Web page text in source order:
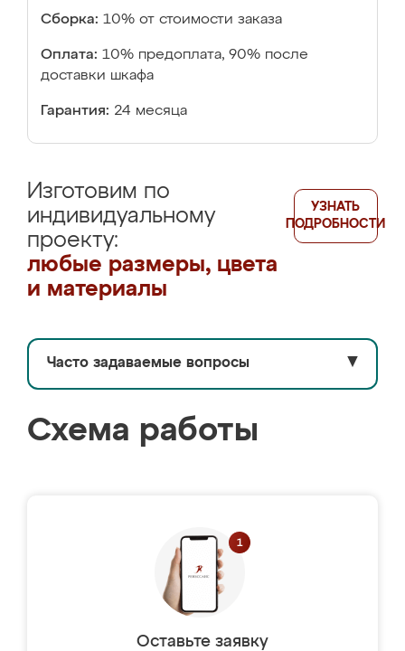
Сборка: 10% от стоимости заказа
Оплата: 10% предоплата, 90% после
доставки шкафа
Гарантия: 24 месяца
Изготовим по
индивидуальному
проекту:
любые размеры, цвета
и материалы
УЗНАТЬ
ПОДРОБНОСТИ
Часто задаваемые вопросы ▼
Схема работы
Оставьте заявку